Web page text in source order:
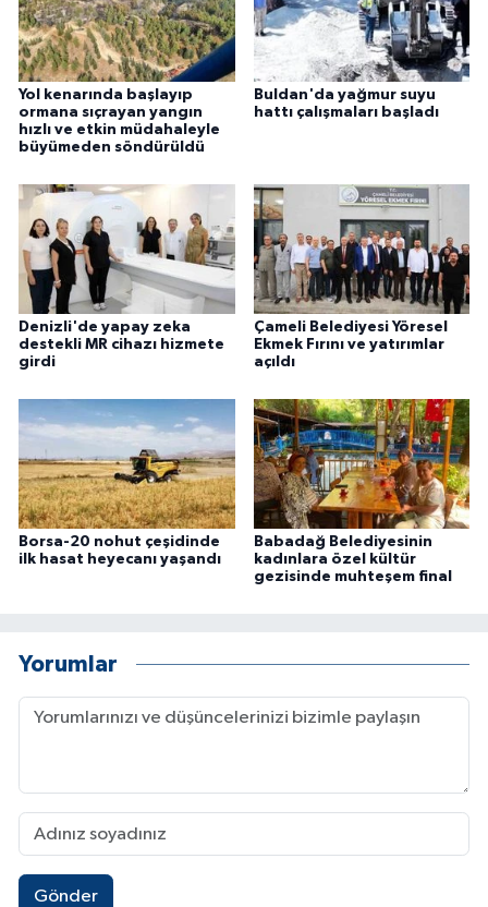
Yol kenarında başlayıp
ormana sıçrayan yangın
hızlı ve etkin müdahaleyle
büyümeden söndürüldü
Buldan'da yağmur suyu
hattı çalışmaları başladı
Denizli'de yapay zeka
destekli MR cihazı hizmete
girdi
Çameli Belediyesi Yöresel
Ekmek Fırını ve yatırımlar
açıldı
Borsa-20 nohut çeşidinde
ilk hasat heyecanı yaşandı
Babadağ Belediyesinin
kadınlara özel kültür
gezisinde muhteşem final
Yorumlar
Gönder